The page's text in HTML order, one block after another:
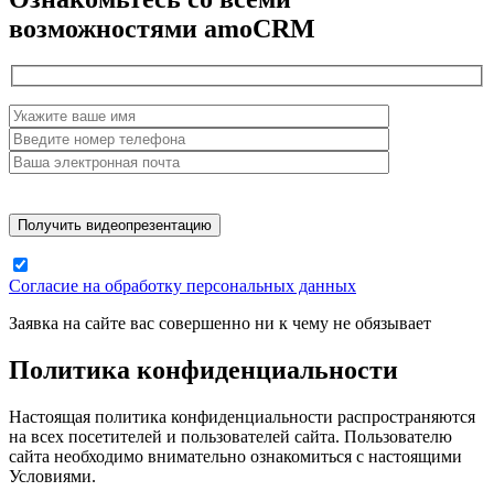
возможностями amoCRM
Согласие на обработку персональных данных
Заявка на сайте вас совершенно ни к чему не обязывает
Политика конфиденциальности
Настоящая политика конфиденциальности распространяются
на всех посетителей и пользователей сайта. Пользователю
сайта необходимо внимательно ознакомиться с настоящими
Условиями.